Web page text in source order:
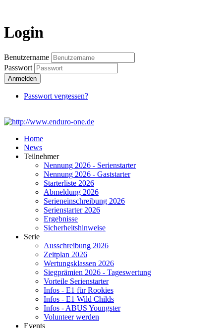
Login
Benutzername
Passwort
Anmelden
Passwort vergessen?
Home
News
Teilnehmer
Nennung 2026 - Serienstarter
Nennung 2026 - Gaststarter
Starterliste 2026
Abmeldung 2026
Serieneinschreibung 2026
Serienstarter 2026
Ergebnisse
Sicherheitshinweise
Serie
Ausschreibung 2026
Zeitplan 2026
Wertungsklassen 2026
Siegprämien 2026 - Tageswertung
Vorteile Serienstarter
Infos - E1 für Rookies
Infos - E1 Wild Childs
Infos - ABUS Youngster
Volunteer werden
Events